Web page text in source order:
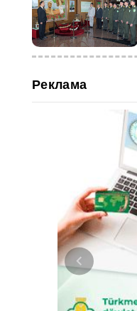
Реклама